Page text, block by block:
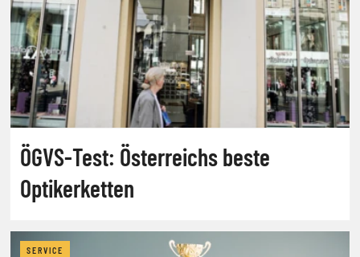
ÖGVS-Test: Österreichs beste
Optikerketten
SERVICE